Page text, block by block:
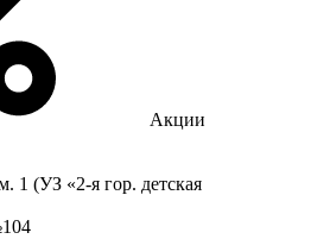
Акции
1 (УЗ «2-я гор. детская